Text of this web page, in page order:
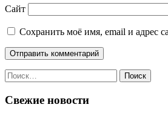
Сайт
Сохранить моё имя, email и адрес
Свежие новости